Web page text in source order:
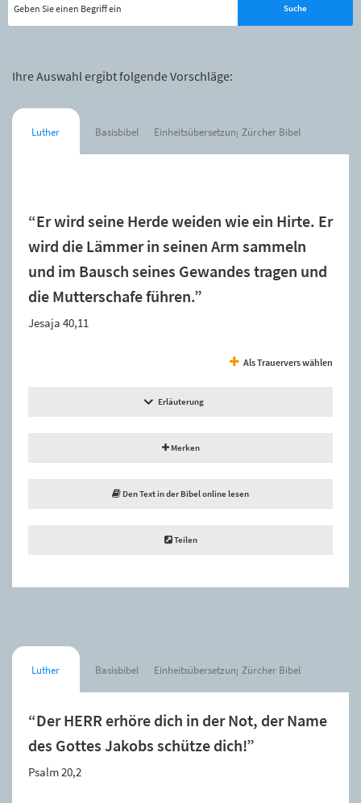
Ihre Auswahl ergibt folgende Vorschläge:
Luther Basisbibel Einheitsübersetzung Zürcher Bibel
“Er wird seine Herde weiden wie ein Hirte. Er
wird die Lämmer in seinen Arm sammeln
und im Bausch seines Gewandes tragen und
die Mutterschafe führen.”
Jesaja 40,11
Als Trauervers wählen
Erläuterung
Merken
Den Text in der Bibel online lesen
Teilen
Luther Basisbibel Einheitsübersetzung Zürcher Bibel
“Der HERR erhöre dich in der Not, der Name
des Gottes Jakobs schütze dich!”
Psalm 20,2